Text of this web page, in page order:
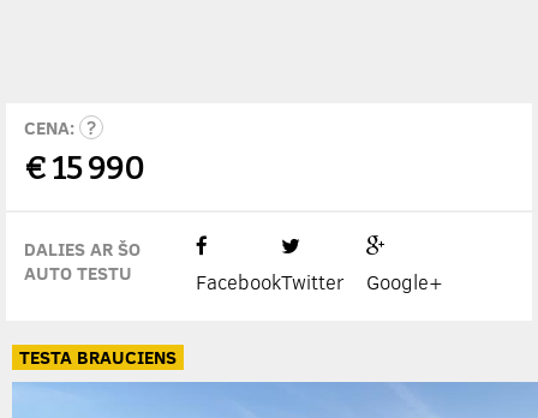
CENA:
€15 990
DALIES AR ŠO
AUTO TESTU
FacebookTwitter Google+
TESTA BRAUCIENS